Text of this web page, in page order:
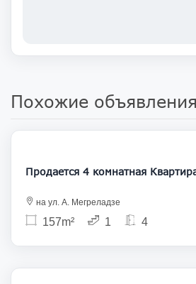
Похожие объявления
Продается 4
на ул. А. Мегреладзе
157m² 1 4